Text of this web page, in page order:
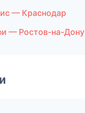
— Краснодар
— Ростов-на-Дону